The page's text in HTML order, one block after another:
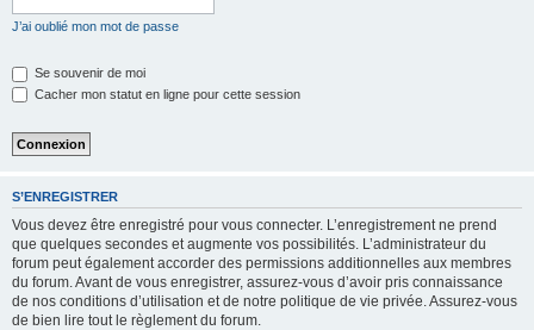
J’ai oublié mon mot de passe
Se souvenir de moi
Cacher mon statut en ligne pour cette session
S’ENREGISTRER
Vous devez être enregistré pour vous connecter. L’enregistrement ne prend
que quelques secondes et augmente vos possibilités. L’administrateur du
forum peut également accorder des permissions additionnelles aux membres
du forum. Avant de vous enregistrer, assurez-vous d’avoir pris connaissance
de nos conditions d’utilisation et de notre politique de vie privée. Assurez-vous
de bien lire tout le règlement du forum.